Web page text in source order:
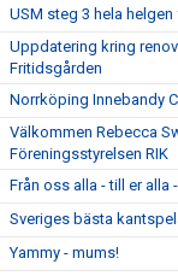
USM steg 3 hela
Uppdatering kring
Fritidsgården
Norrköping Innebandy
Välkommen Rebecca
Föreningsstyrelsen RIK
Från oss alla - till er alla
Sveriges bästa
Yammy - mums!